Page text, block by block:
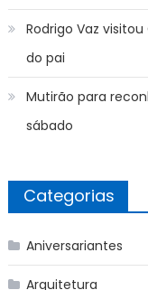
Rodrigo Vaz
do pai
Mutirão para
sábado
Categorias
Aniversariantes
Arquitetura